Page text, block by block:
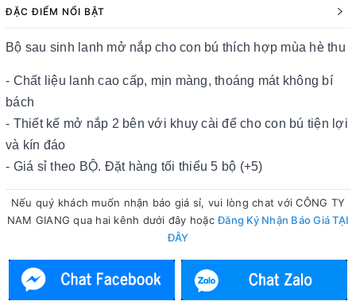
ĐẶC ĐIỂM NỔI BẬT
Bộ sau sinh lanh mở nắp cho con bú thích hợp mùa hè thu
- Chất liệu lanh cao cấp, mịn màng, thoáng mát không bí
bách
- Thiết kế mở nắp 2 bên với khuy cài để cho con bú tiện lợi
và kín đáo
- Giá sỉ theo BỘ. Đặt hàng tối thiểu 5 bộ (+5)
Nếu quý khách muốn nhận báo giá sỉ, vui lòng chat với CÔNG TY
NAM GIANG qua hai kênh dưới đây hoặcĐăng Ký Nhận Báo Giá TẠI
ĐÂY